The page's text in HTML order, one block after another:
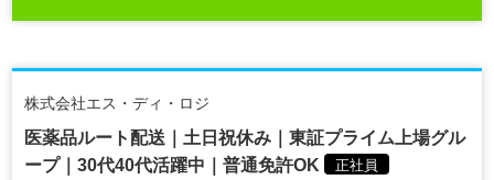
株式会社エス・ディ・ロジ
医薬品ルート配送｜土日祝休み｜東証プライム上場グル
ープ｜30代40代活躍中｜普通免許OK
正社員